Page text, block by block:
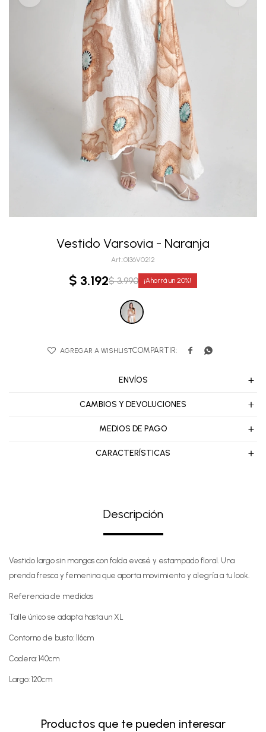
Vestido Varsovia - Naranja
0136V0212
$ 3.192$ 3.990 20
 
ENVÍOS
CAMBIOS Y DEVOLUCIONES
MEDIOS DE PAGO
CARACTERÍSTICAS
Descripción
Vestido largo sin mangas con falda evasé y estampado floral. Una
prenda fresca y femenina que aporta movimiento y alegría a tu look.
Referencia de medidas
Talle único se adapta hasta un XL
Contorno de busto: 116cm
Cadera: 140cm
Largo: 120cm
Productos que te pueden interesar